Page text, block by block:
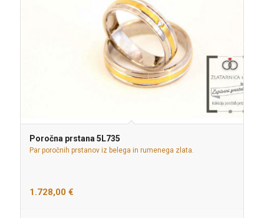
Poročna prstana 5L735
Par poročnih prstanov iz belega in rumenega zlata.
1.728,00 €